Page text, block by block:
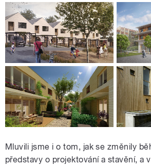
Mluvili jsme i o tom, jak se změnily
představy o projektování a stavění, a